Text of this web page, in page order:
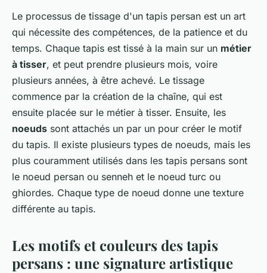
Le processus de tissage d'un tapis persan est un art
qui nécessite des compétences, de la patience et du
temps. Chaque tapis est tissé à la main sur un métier
à tisser, et peut prendre plusieurs mois, voire
plusieurs années, à être achevé. Le tissage
commence par la création de la chaîne, qui est
ensuite placée sur le métier à tisser. Ensuite, les
noeuds sont attachés un par un pour créer le motif
du tapis. Il existe plusieurs types de noeuds, mais les
plus couramment utilisés dans les tapis persans sont
le noeud persan ou senneh et le noeud turc ou
ghiordes. Chaque type de noeud donne une texture
différente au tapis.
Les motifs et couleurs des tapis
persans : une signature artistique